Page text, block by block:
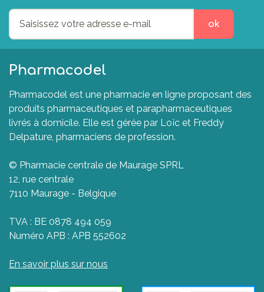
ok
Pharmacodel
Pharmacodel est une pharmacie en ligne proposant des
produits pharmaceutiques et parapharmaceutiques
livrés à domicile. Elle est gérée par Loïc et Freddy
Delpature, pharmaciens de profession.
© Pharmacie centrale de Maurage SPRL
12, rue centrale
7110 Maurage - Belgique
TVA : BE 0878 494 059
Numéro APB : APB 552602
En savoir plus sur nous